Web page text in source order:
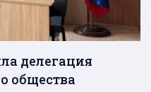
делегация
общества